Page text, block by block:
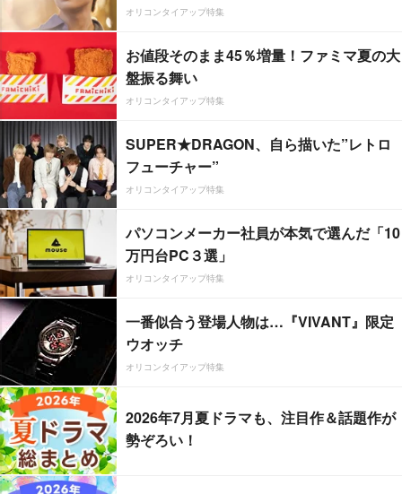
オリコンタイアップ特集
お値段そのまま45％増量！ファミマ夏の大
盤振る舞い
オリコンタイアップ特集
SUPER★DRAGON、自ら描いた”レトロ
フューチャー”
オリコンタイアップ特集
パソコンメーカー社員が本気で選んだ「10
万円台PC３選」
オリコンタイアップ特集
一番似合う登場人物は…『VIVANT』限定
ウオッチ
オリコンタイアップ特集
2026年7月夏ドラマも、注目作＆話題作が
勢ぞろい！